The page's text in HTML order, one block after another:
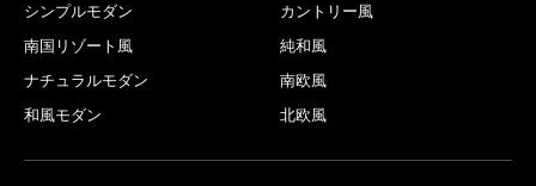
シンプルモダン
カントリー風
南国リゾート風
純和風
ナチュラルモダン
南欧風
和風モダン
北欧風